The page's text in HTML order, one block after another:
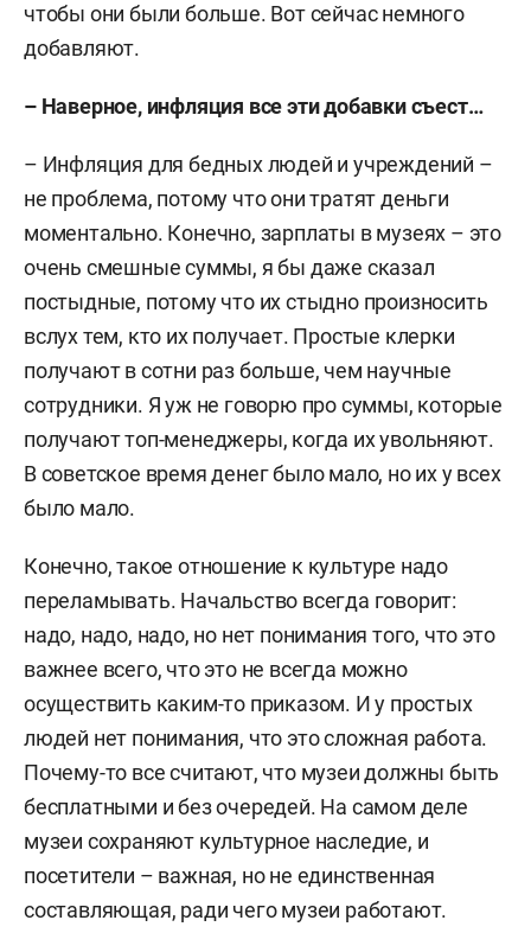
чтобы они были больше. Вот сейчас немного
добавляют.
– Наверное, инфляция все эти добавки съест…
– Инфляция для бедных людей и учреждений –
не проблема, потому что они тратят деньги
моментально. Конечно, зарплаты в музеях – это
очень смешные суммы, я бы даже сказал
постыдные, потому что их стыдно произносить
вслух тем, кто их получает. Простые клерки
получают в сотни раз больше, чем научные
сотрудники. Я уж не говорю про суммы, которые
получают топ-менеджеры, когда их увольняют.
В советское время денег было мало, но их у всех
было мало.
Конечно, такое отношение к культуре надо
переламывать. Начальство всегда говорит:
надо, надо, надо, но нет понимания того, что это
важнее всего, что это не всегда можно
осуществить каким-то приказом. И у простых
людей нет понимания, что это сложная работа.
Почему-то все считают, что музеи должны быть
бесплатными и без очередей. На самом деле
музеи сохраняют культурное наследие, и
посетители – важная, но не единственная
составляющая, ради чего музеи работают.